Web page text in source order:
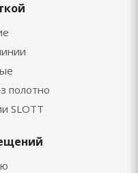
полотно
SLOTT